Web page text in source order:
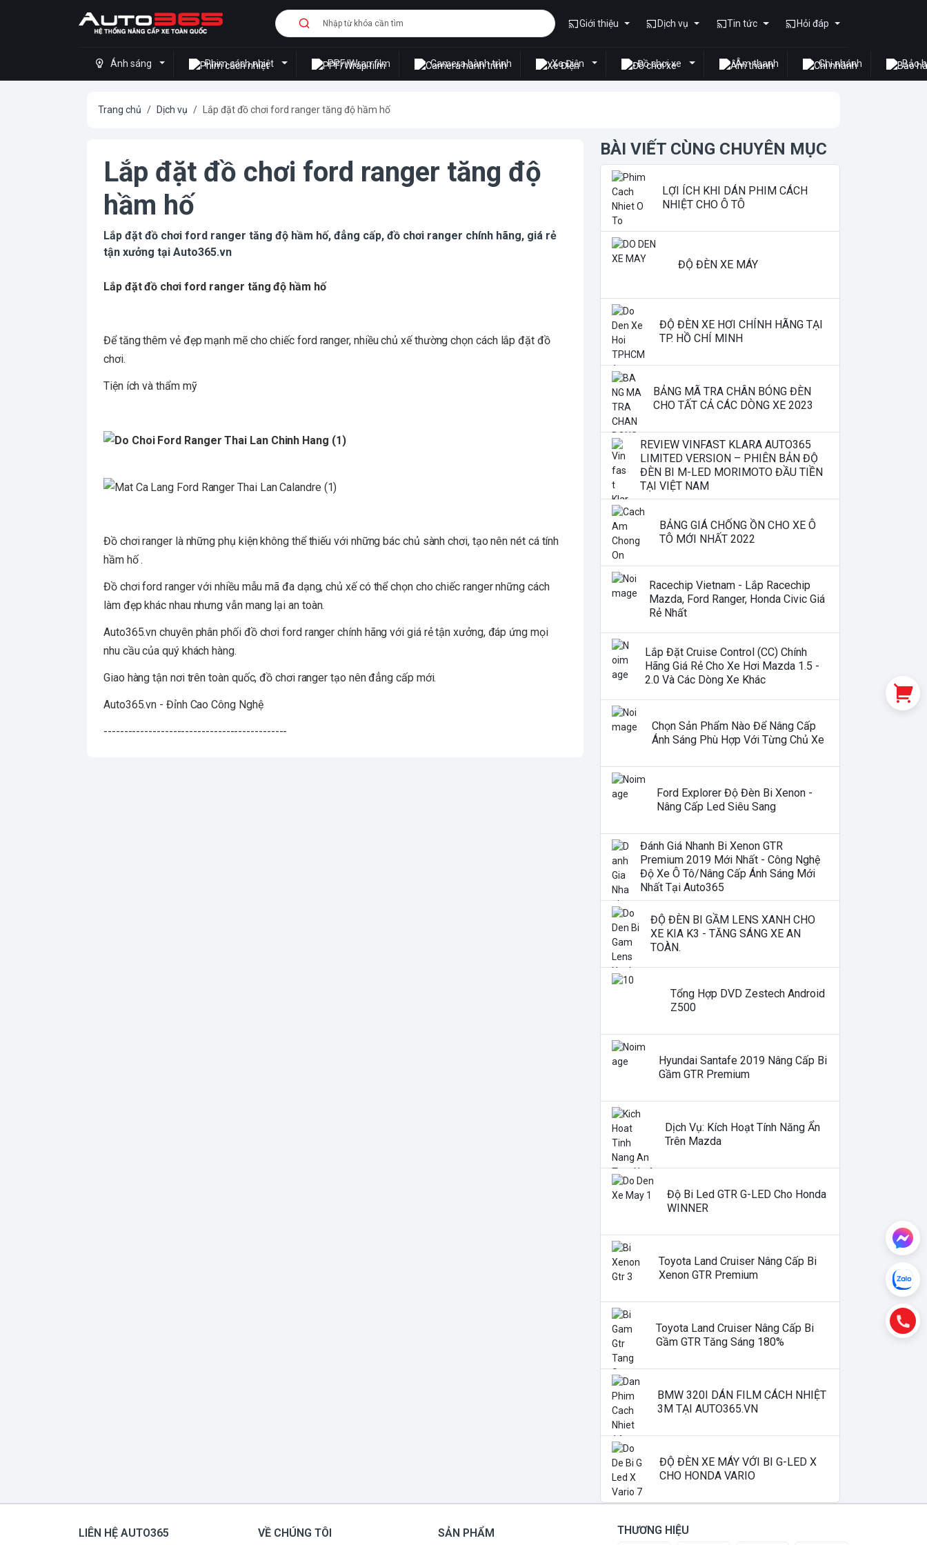
Giới thiệu Dịch vụ Tin tức Hỏi đáp
Ánh sáng Phim cách nhiệt PPF/Wrap film Camera hành trình Xe Điện Đồ chơi xe Âm thanh Chi nhánh Bảo
Trang chủ Dịch vụ Lắp đặt đồ chơi ford ranger tăng độ hầm hố
Lắp đặt đồ chơi ford ranger tăng độ
hầm hố
Lắp đặt đồ chơi ford ranger tăng độ hầm hố, đẳng cấp, đồ chơi ranger chính hãng, giá rẻ
tận xưởng tại Auto365.vn
Lắp đặt đồ chơi ford ranger tăng độ hầm hố
Để tăng thêm vẻ đẹp mạnh mẽ cho chiếc ford ranger, nhiều chủ xế thường chọn cách lắp đặt đồ
chơi.
Tiện ích và thẩm mỹ
Đồ chơi ranger là những phụ kiện không thể thiếu với những bác chủ sành chơi, tạo nên nét cá tính
hầm hố .
Đồ chơi ford ranger với nhiều mẫu mã đa dạng, chủ xế có thể chọn cho chiếc ranger những cách
làm đẹp khác nhau nhưng vẫn mang lại an toàn.
Auto365.vn chuyên phân phối đồ chơi ford ranger chính hãng với giá rẻ tận xưởng, đáp ứng mọi
nhu cầu của quý khách hàng.
Giao hàng tận nơi trên toàn quốc, đồ chơi ranger tạo nên đẳng cấp mới.
Auto365.vn - Đỉnh Cao Công Nghệ
---------------------------------------------
BÀI VIẾT CÙNG CHUYÊN MỤC
LỢI ÍCH KHI DÁN PHIM CÁCH
NHIỆT CHO Ô TÔ
ĐỘ ĐÈN XE MÁY
ĐỘ ĐÈN XE HƠI CHÍNH HÃNG TẠI
TP. HỒ CHÍ MINH
BẢNG MÃ TRA CHÂN BÓNG ĐÈN
CHO TẤT CẢ CÁC DÒNG XE 2023
REVIEW VINFAST KLARA AUTO365
LIMITED VERSION – PHIÊN BẢN ĐỘ
ĐÈN BI M-LED MORIMOTO ĐẦU TIỀN
TẠI VIỆT NAM
BẢNG GIÁ CHỐNG ỒN CHO XE Ô
TÔ MỚI NHẤT 2022
Racechip Vietnam - Lắp Racechip
Mazda, Ford Ranger, Honda Civic Giá
Rẻ Nhất
Lắp Đặt Cruise Control (CC) Chính
Hãng Giá Rẻ Cho Xe Hơi Mazda 1.5 -
2.0 Và Các Dòng Xe Khác
Chọn Sản Phẩm Nào Để Nâng Cấp
Ánh Sáng Phù Hợp Với Từng Chủ Xe
Ford Explorer Độ Đèn Bi Xenon -
Nâng Cấp Led Siêu Sang
Đánh Giá Nhanh Bi Xenon GTR
Premium 2019 Mới Nhất - Công Nghệ
Độ Xe Ô Tô/nâng Cấp Ánh Sáng Mới
Nhất Tại Auto365
ĐỘ ĐÈN BI GẦM LENS XANH CHO
XE KIA K3 - TĂNG SÁNG XE AN
TOÀN.
Tổng Hợp DVD Zestech Android
Z500
Hyundai Santafe 2019 Nâng Cấp Bi
Gầm GTR Premium
Dịch Vụ: Kích Hoạt Tính Năng Ẩn
Trên Mazda
Độ Bi Led GTR G-LED Cho Honda
WINNER
Toyota Land Cruiser Nâng Cấp Bi
Xenon GTR Premium
Toyota Land Cruiser Nâng Cấp Bi
Gầm GTR Tăng Sáng 180%
BMW 320I DÁN FILM CÁCH NHIỆT
3M TẠI AUTO365.VN
ĐỘ ĐÈN XE MÁY VỚI BI G-LED X
CHO HONDA VARIO
LIÊN HỆ AUTO365 VỀ CHÚNG TÔI SẢN PHẨM THƯƠNG HIỆU